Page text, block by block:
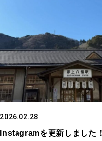
2026.02.28
Instagramを更新しました！